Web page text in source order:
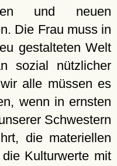
und neuen
Die Frau muss in
gestalteten Welt
sozial nützlicher
alle müssen es
wenn in ernsten
Schwestern
die materiellen
Kulturwerte mit